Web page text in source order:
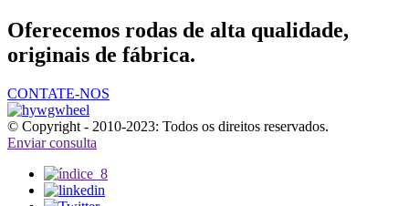
Oferecemos rodas de alta qualidade,
originais de fábrica.
CONTATE-NOS
© Copyright - 2010-2023: Todos os direitos reservados.
Enviar consulta